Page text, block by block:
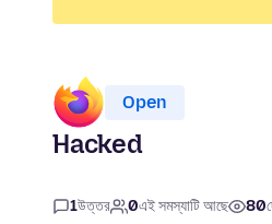
Open
Hacked
1উত্তর 0এই সমস্যাটি আছে 80